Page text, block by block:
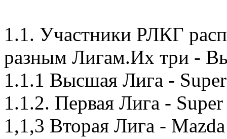
1.1. Участники РЛКГ
разным Лигам.Их три -
1.1.1 Высшая Лига -
1.1.2. Первая Лига -
1,1,3 Вторая Лига -